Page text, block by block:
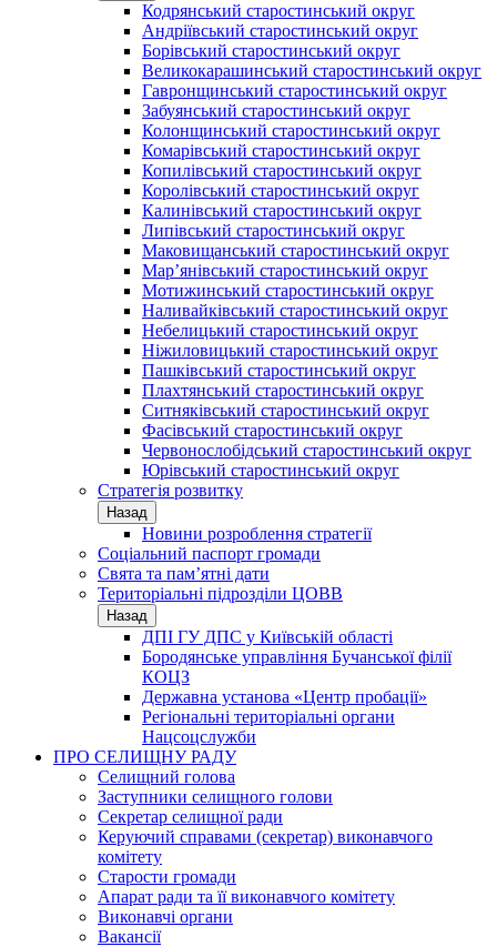
Кодрянський старостинський округ
Андріївський старостинський округ
Борівський старостинський округ
Великокарашинський старостинський округ
Гавронщинський старостинський округ
Забуянський старостинський округ
Колонщинський старостинський округ
Комарівський старостинський округ
Копилівський старостинський округ
Королівський старостинський округ
Калинівський старостинський округ
Липівський старостинський округ
Маковищанський старостинський округ
Мар’янівський старостинський округ
Мотижинський старостинський округ
Наливайківський старостинський округ
Небелицький старостинський округ
Ніжиловицький старостинський округ
Пашківський старостинський округ
Плахтянський старостинський округ
Ситняківський старостинський округ
Фасівський старостинський округ
Червонослобідський старостинський округ
Юрівський старостинський округ
Стратегія розвитку
Назад
Новини розроблення стратегії
Соціальний паспорт громади
Свята та пам’ятні дати
Територіальні підрозділи ЦОВВ
Назад
ДПІ ГУ ДПС у Київській області
Бородянське управління Бучанської філії
КОЦЗ
Державна установа «Центр пробації»
Регіональні територіальні органи
Нацсоцслужби
ПРО СЕЛИЩНУ РАДУ
Селищний голова
Заступники селищного голови
Секретар селищної ради
Керуючий справами (секретар) виконавчого
комітету
Старости громади
Апарат ради та її виконавчого комітету
Виконавчі органи
Вакансії